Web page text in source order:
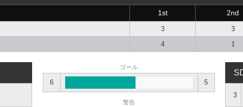
1st 2nd
3 3
4 1
3
ゴール
6 5
警告